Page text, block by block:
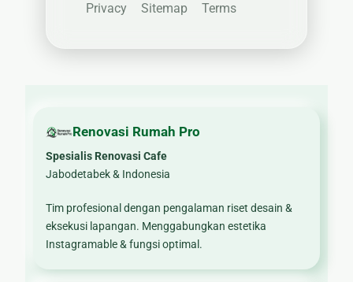
Privacy Sitemap Terms
Renovasi Rumah Pro
Spesialis Renovasi Cafe
Jabodetabek & Indonesia
Tim profesional dengan pengalaman riset desain &
eksekusi lapangan. Menggabungkan estetika
Instagramable & fungsi optimal.